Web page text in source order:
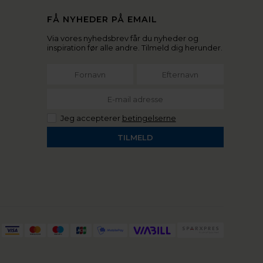
FÅ NYHEDER PÅ EMAIL
Via vores nyhedsbrev får du nyheder og
inspiration før alle andre. Tilmeld dig herunder.
Jeg accepterer betingelserne